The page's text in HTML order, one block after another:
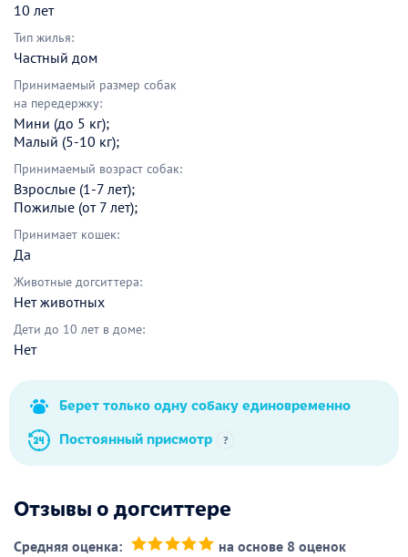
10 лет
Тип жилья:
Частный дом
Принимаемый размер собак
на передержку:
Мини (до 5 кг);
Малый (5-10 кг);
Принимаемый возраст собак:
Взрослые (1-7 лет);
Пожилые (от 7 лет);
Принимает кошек:
Да
Животные догситтера:
Нет животных
Дети до 10 лет в доме:
Нет
Берет только одну собаку единовременно
Постоянный присмотр
?
Отзывы о догситтере
Средняя оценка: на основе 8 оценок